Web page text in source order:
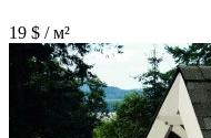
19 $ / м²